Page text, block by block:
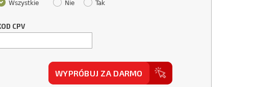
Wszystkie Nie Tak
CPV
WYPRÓBUJ ZA DARMO